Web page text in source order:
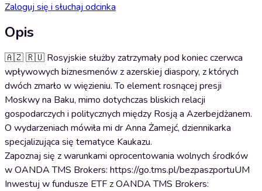
Zaloguj się i słuchaj odcinka
Opis
🇦🇿 🇷🇺 Rosyjskie służby zatrzymały pod koniec czerwca
wpływowych biznesmenów z azerskiej diaspory, z których
dwóch zmarło w więzieniu. To element rosnącej presji
Moskwy na Baku, mimo dotychczas bliskich relacji
gospodarczych i politycznych między Rosją a Azerbejdżanem.
O wydarzeniach mówiła mi dr Anna Żamejć, dziennikarka
specjalizująca się tematyce Kaukazu.
Zapoznaj się z warunkami oprocentowania wolnych środków
w OANDA TMS Brokers: https://go.tms.pl/bezpaszportuUM
Inwestuj w fundusze ETF z OANDA TMS Brokers: